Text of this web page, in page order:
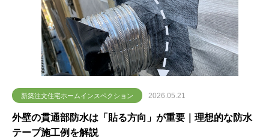
新築注文住宅ホームインスペクション 2026.05.21
外壁の貫通部防水は「貼る方向」が重要｜理想的な防水
テープ施工例を解説